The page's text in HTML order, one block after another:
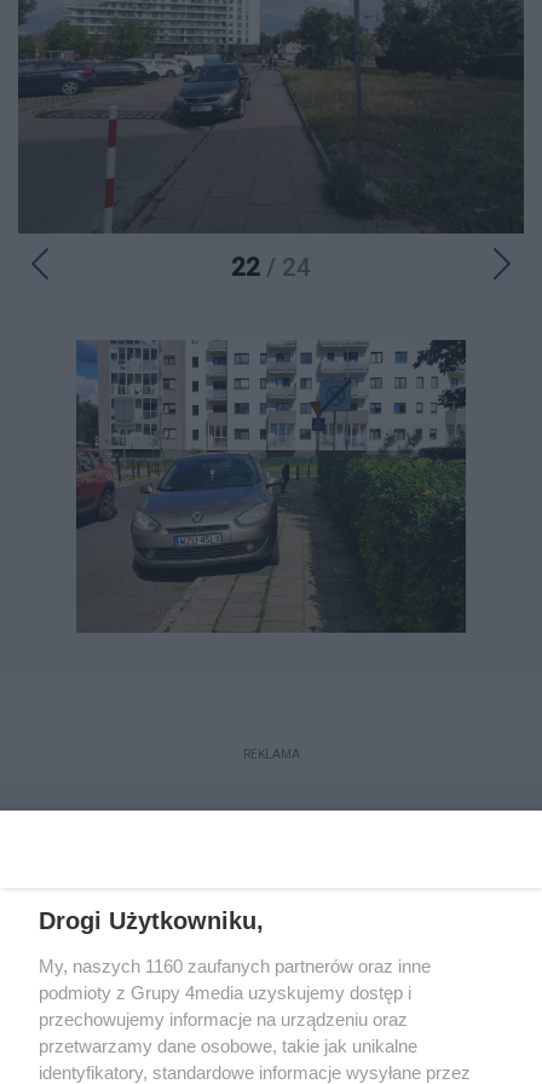
22 / 24
REKLAMA
Reklama Kontakt Regulamin
Dystrybucja
Regulamin prenumeraty
Polityka Prywatności
Drogi Użytkowniku,
My, naszych 1160 zaufanych partnerów oraz inne
podmioty z Grupy 4media uzyskujemy dostęp i
przechowujemy informacje na urządzeniu oraz
przetwarzamy dane osobowe, takie jak unikalne
identyfikatory, standardowe informacje wysyłane przez